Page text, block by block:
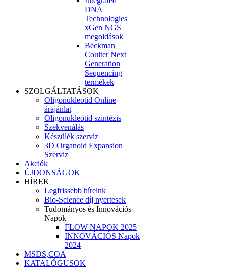
DNA
Technologies
xGen NGS
megoldások
Beckman
Coulter Next
Generation
Sequencing
termékek
SZOLGÁLTATÁSOK
Oligonukleotid Online
árajánlat
Oligonukleotid szintézis
Szekvenálás
Készülék szerviz
3D Organoid Expansion
Szerviz
Akciók
ÚJDONSÁGOK
HÍREK
Legfrissebb híreink
Bio-Science díj nyertesek
Tudományos és Innovációs
Napok
FLOW NAPOK 2025
INNOVÁCIÓS Napok
2024
MSDS,COA
KATALÓGUSOK